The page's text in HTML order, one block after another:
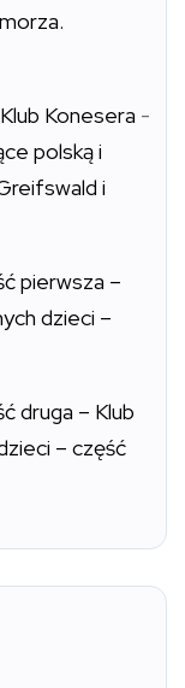
Konesera -
polską i
i
pierwsza –
dzieci –
druga – Klub
– część